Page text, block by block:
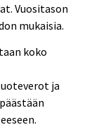
Vuositason
mukaisia.
koko
ja